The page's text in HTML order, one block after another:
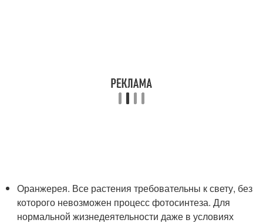
Оранжерея. Все растения требовательны к свету, без
которого невозможен процесс фотосинтеза. Для
нормальной жизнедеятельности даже в условиях